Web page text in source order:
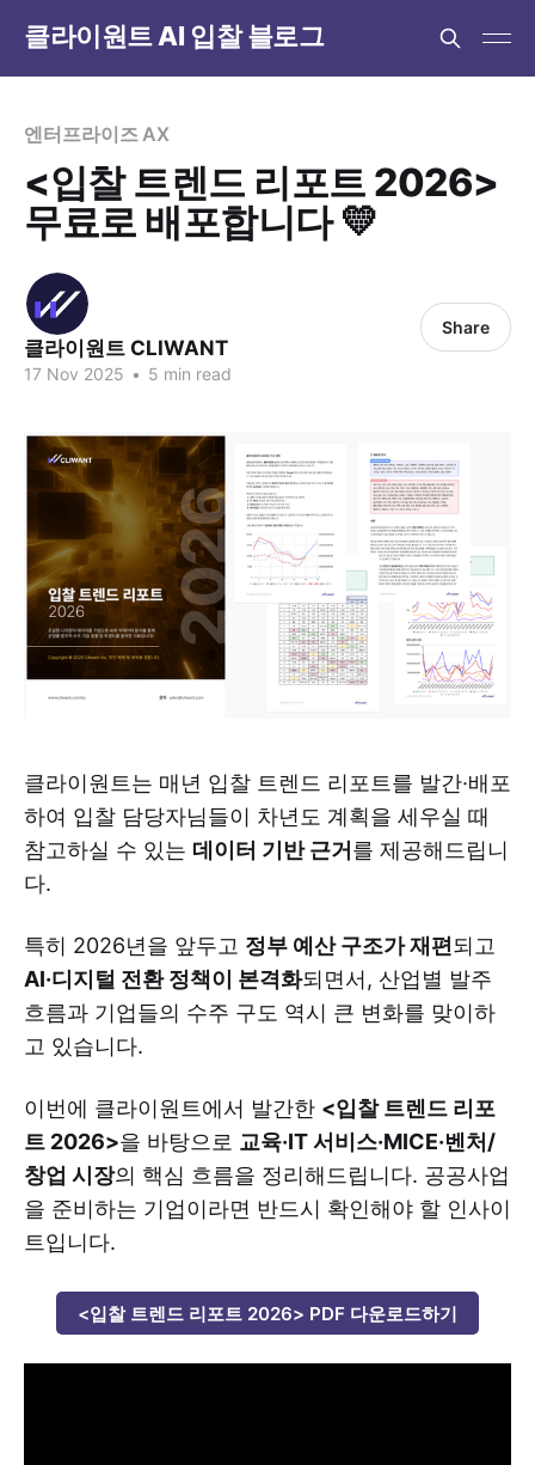
클라이원트 AI 입찰 블로그
엔터프라이즈 AX
<입찰 트렌드 리포트 2026>
무료로 배포합니다 💛
클라이원트 CLIWANT
17 Nov 2025 • 5 min read
Share
클라이원트는 매년 입찰 트렌드 리포트를 발간·배포
하여 입찰 담당자님들이 차년도 계획을 세우실 때
참고하실 수 있는 데이터 기반 근거 를 제공해드립니
다.
특히 2026년을 앞두고 정부 예산 구조가 재편 되고
AI·디지털 전환 정책이 본격화되면서, 산업별 발주
흐름과 기업들의 수주 구도 역시 큰 변화를 맞이하
고 있습니다.
이번에 클라이원트에서 발간한 <입찰 트렌드 리포
트 2026>을 바탕으로 교육·IT 서비스·MICE·벤처/
창업 시장의 핵심 흐름을 정리해드립니다. 공공사업
을 준비하는 기업이라면 반드시 확인해야 할 인사이
트입니다.
<입찰 트렌드 리포트 2026> PDF 다운로드하기